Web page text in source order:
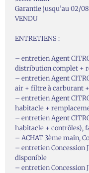
Garantie jusqu’au 02/
VENDU
ENTRETIENS :
– entretien Agent
distribution complet +
– entretien Agent
air + filtre à carburant
– entretien Agent
habitacle +
– entretien Agent
habitacle + contrôles),
– ACHAT 3ème main,
– entretien Concession
disponible
– entretien Concession